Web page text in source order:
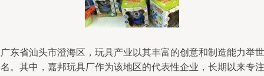
东省汕头市澄海区，玩具产业以其丰富的创意和制造能力举世
。其中，嘉邦玩具厂作为该地区的代表性企业，长期以来专注